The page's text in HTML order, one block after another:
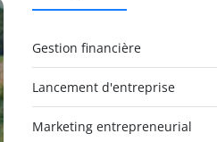
Gestion financière
Lancement d'entreprise
Marketing entrepreneurial